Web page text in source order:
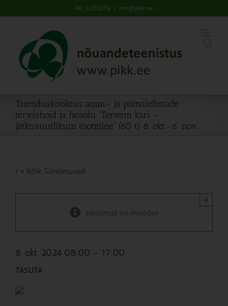
to
Tel: 5201078 | info@pikk.ee
Täienduskoolitus amm- ja piimalehmade
tervishoid ja heaolu “Tervem kari –
jätkusuutlikum tootmine” (60 t) 8. okt.-6. nov.
« Kõik Sündmused
sündmus on möödas
×
8. okt. 2024 08:00 - 17:00
TASUTA